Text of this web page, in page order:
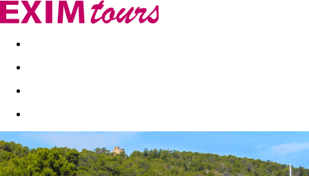
Akční nabídky Last minute